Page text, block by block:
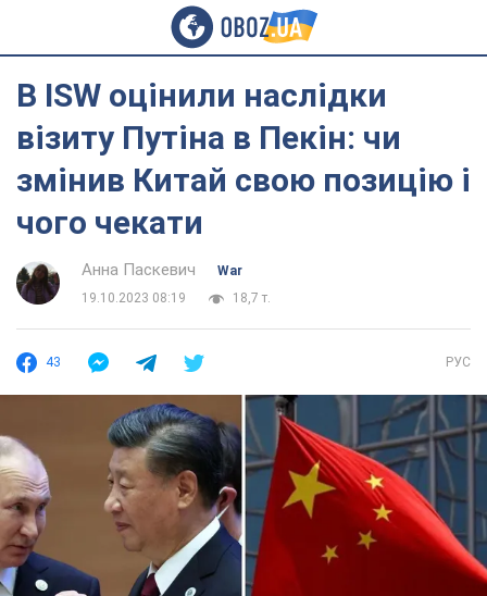
В ISW оцінили наслідки
візиту Путіна в Пекін: чи
змінив Китай свою позицію і
чого чекати
Анна Паскевич
War
19.10.2023 08:19
18,7 т.
43 РУС